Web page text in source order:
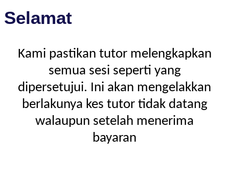
Selamat
Kami pastikan tutor melengkapkan
semua sesi seperti yang
dipersetujui. Ini akan mengelakkan
berlakunya kes tutor tidak datang
walaupun setelah menerima
bayaran